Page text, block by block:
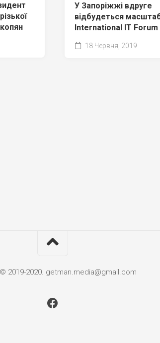
У Запоріжжі вдруге
відбудеться
International IT Forum
18 Червня, 2019
2019-2020. getman.media@gmail.com